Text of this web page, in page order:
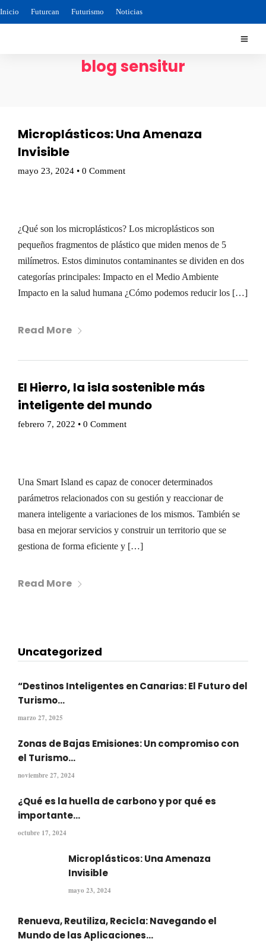
Inicio Futurcan Futurismo Noticias
blog sensitur
Microplásticos: Una Amenaza
Invisible
mayo 23, 2024 • 0 Comment
¿Qué son los microplásticos? Los microplásticos son
pequeños fragmentos de plástico que miden menos de 5
milímetros. Estos diminutos contaminantes se dividen en dos
categorías principales: Impacto en el Medio Ambiente
Impacto en la salud humana ¿Cómo podemos reducir los […]
Read More
El Hierro, la isla sostenible más
inteligente del mundo
febrero 7, 2022 • 0 Comment
Una Smart Island es capaz de conocer determinados
parámetros relacionados con su gestión y reaccionar de
manera inteligente a variaciones de los mismos. También se
basa en mejorar servicios y construir un territorio que se
gestiona de forma eficiente y […]
Read More
Uncategorized
“Destinos Inteligentes en Canarias: El Futuro del
Turismo...
marzo 27, 2025
Zonas de Bajas Emisiones: Un compromiso con
el Turismo...
noviembre 27, 2024
¿Qué es la huella de carbono y por qué es
importante...
octubre 17, 2024
Microplásticos: Una Amenaza
Invisible
mayo 23, 2024
Renueva, Reutiliza, Recicla: Navegando el
Mundo de las Aplicaciones...